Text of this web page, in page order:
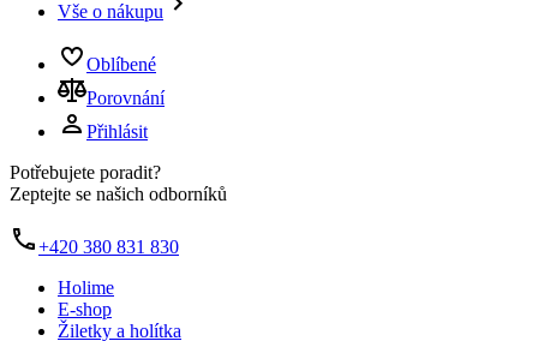
Vše o nákupu
Oblíbené
Porovnání
Přihlásit
Potřebujete poradit?
Zeptejte se našich odborníků
+420 380 831 830
Holime
E-shop
Žiletky a holítka